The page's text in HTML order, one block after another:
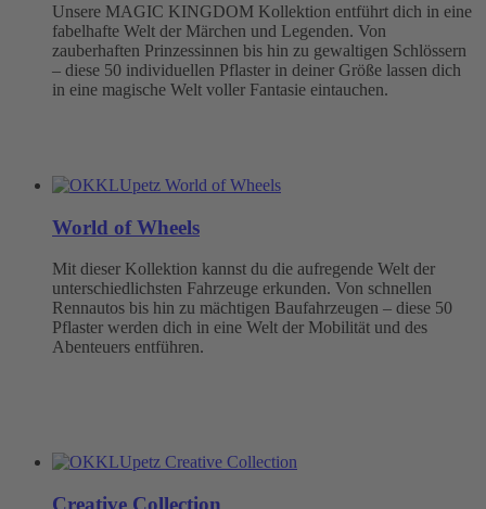
Unsere MAGIC KINGDOM Kollektion entführt dich in eine
fabelhafte Welt der Märchen und Legenden. Von
zauberhaften Prinzessinnen bis hin zu gewaltigen Schlössern
– diese 50 individuellen Pflaster in deiner Größe lassen dich
in eine magische Welt voller Fantasie eintauchen.
World of Wheels
Mit dieser Kollektion kannst du die aufregende Welt der
unterschiedlichsten Fahrzeuge erkunden. Von schnellen
Rennautos bis hin zu mächtigen Baufahrzeugen – diese 50
Pflaster werden dich in eine Welt der Mobilität und des
Abenteuers entführen.
Creative Collection